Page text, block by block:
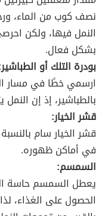
نصف كوب من الماء،
النمل فيها، ولكن
بشكل فعال.
بودرة التلك أو
ارسمي خطًا في مسار
بالطباشير، إذ إن
قشر الخيار:
قشر الخيار سام
في أماكن ظهوره.
السمسم:
يعطل السمسم حاسة
الحصول على